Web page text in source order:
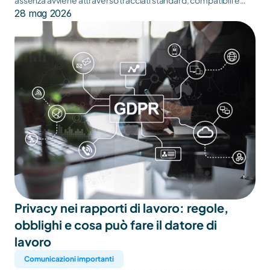
facilmente importabili dai principali software di calcolo
presenti sul mercato e utilizzati dagli studi di consulenza.
28 mag 2026
Privacy nei rapporti di lavoro: regole,
obblighi e cosa può fare il datore di
lavoro
Comunicazioni importanti